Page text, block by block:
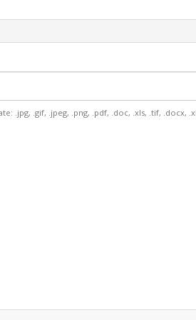
.jpg, .gif, .jpeg, .png, .pdf, .doc, .xls, .tif, .docx,